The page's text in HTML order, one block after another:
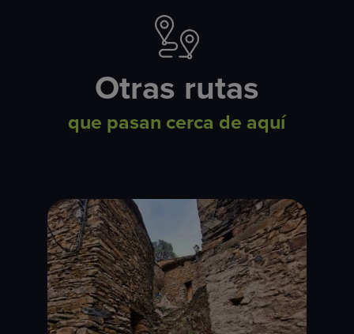
Otras rutas
que pasan cerca de aquí